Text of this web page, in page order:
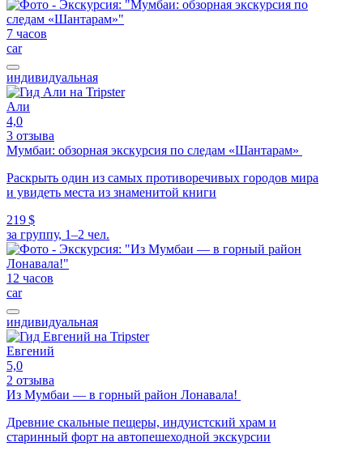
7 часов
car
индивидуальная
Али
4,0
3 отзыва
Мумбаи: обзорная экскурсия по следам «Шантарам»
Раскрыть один из самых противоречивых городов мира
и увидеть места из знаменитой книги
219 $
за группу, 1–2 чел.
12 часов
car
индивидуальная
Евгений
5,0
2 отзыва
Из Мумбаи — в горный район Лонавала!
Древние скальные пещеры, индуистский храм и
старинный форт на автопешеходной экскурсии